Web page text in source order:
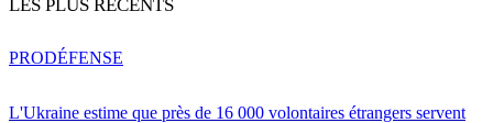
LES PLUS RÉCENTS
L'Ukraine estime que près de 16 000 volontaires étrangers servent
PRODÉFENSE